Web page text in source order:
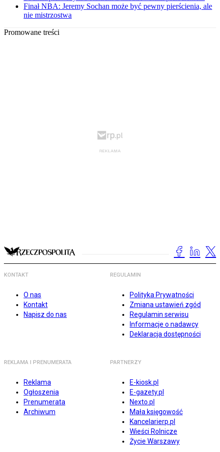
Finał NBA: Jeremy Sochan może być pewny pierścienia, ale
nie mistrzostwa
Promowane treści
KONTAKT
O nas
Kontakt
Napisz do nas
REGULAMIN
Polityka Prywatności
Zmiana ustawień zgód
Regulamin serwisu
Informacje o nadawcy
Deklaracja dostępności
REKLAMA I PRENUMERATA
Reklama
Ogłoszenia
Prenumerata
Archiwum
PARTNERZY
E-kiosk.pl
E-gazety.pl
Nexto.pl
Mała księgowość
Kancelarierp.pl
Wieści Rolnicze
Życie Warszawy